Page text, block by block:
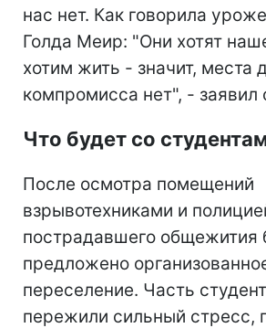
нас нет. Как говорила
Голда Меир: "Они хотят
хотим жить - значит, места
компромисса нет", - заявил
Что будет со
После осмотра помещений
взрывотехниками и
пострадавшего общежития
предложено
переселение. Часть
пережили сильный стресс,